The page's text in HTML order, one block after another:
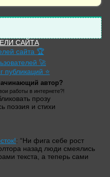
САЙТА
сайта 🏆
🚀
публикаций ⭐
автор?
работы в интернете?!
прозу
поэзия и стихи
: “Ни фига себе рост
назад люди смеялись
текста, а теперь сами